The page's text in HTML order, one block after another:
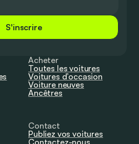
S'inscrire
Acheter
Toutes les voitures
Voitures d’occasion
Voiture neuves
Ancêtres
Contact
Publiez vos voitures
Contactez-nous